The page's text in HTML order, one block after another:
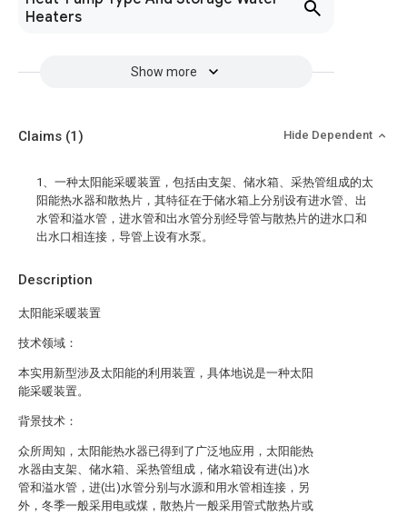
Heaters
Show more
Description
太阳能采暖装置
技术领域：
本实用新型涉及太阳能的利用装置，具体地说是一种太阳
能采暖装置。
背景技术：
众所周知，太阳能热水器已得到了广泛地应用，太阳能热
水器由支架、储水箱、采热管组成，储水箱设有进(出)水
管和溢水管，进(出)水管分别与水源和用水管相连接，另
外，冬季一般采用电或煤，散热片一般采用管式散热片或
Claims (1) Hide Dependent
1、一种太阳能采暖装置，包括由支架、储水箱、采热管组成的太
阳能热水器和散热片，其特征在于储水箱上分别设有进水管、出
水管和溢水管，进水管和出水管分别经导管与散热片的进水口和
出水口相连接，导管上设有水泵。